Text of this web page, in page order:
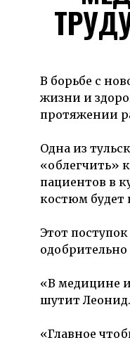
В борьбе с
жизни и
протяжении
Одна из
«облегчить»
пациентов в
костюм будет
Этот
«В медицине
шутит Леонид.
«Главное